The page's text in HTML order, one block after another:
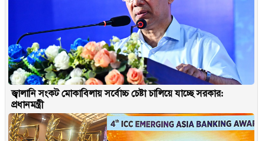
জ্বালানি সংকট মোকাবিলায় সর্বোচ্চ চেষ্টা চালিয়ে যাচ্ছে সরকার:
প্রধানমন্ত্রী